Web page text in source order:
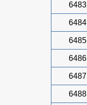
6483
6484
6485
6486
6487
6488